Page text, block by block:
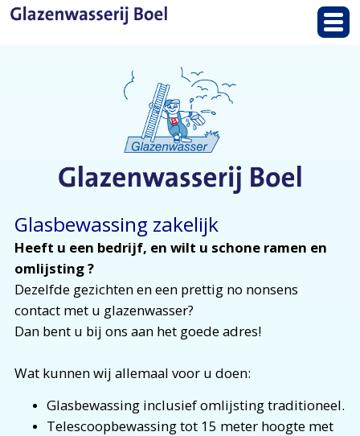
Glasbewassing zakelijk
Heeft u een bedrijf, en wilt u schone ramen en
omlijsting ?
Dezelfde gezichten en een prettig no nonsens
contact met u glazenwasser?
Dan bent u bij ons aan het goede adres!
Wat kunnen wij allemaal voor u doen:
Glasbewassing inclusief omlijsting traditioneel.
Telescoopbewassing tot 15 meter hoogte met